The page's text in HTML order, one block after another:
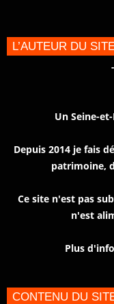
L’AUTEUR DU
-
Un Seine-
Depuis 2014 je fais
patrimoine,
Ce site n'est pas
n'est
Plus
CONTENU DU